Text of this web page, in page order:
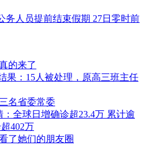
务人员提前结束假期 27日零时前
的来了
果：15人被处理，原高三班主任
名省委常委
全球日增确诊超23.4万 累计逾
402万
了她们的朋友圈